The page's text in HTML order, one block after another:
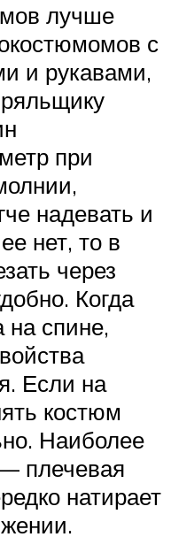
лучше
с
и рукавами,
при
надевать и
нет, то в
через
Когда
на спине,
Если на
костюм
Наиболее
плечевая
натирает